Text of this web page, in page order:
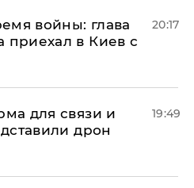
войны: глава
в Киев с
20:17
для связи и
дрон
19:49